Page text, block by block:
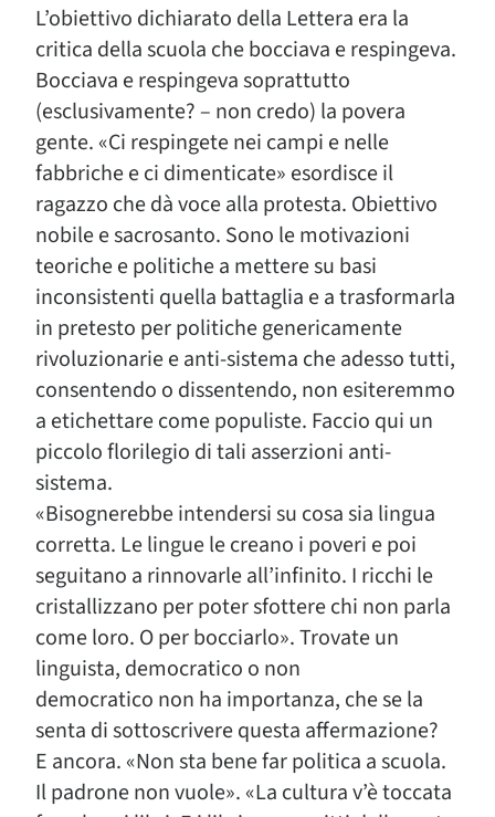
L’obiettivo dichiarato della Lettera era la
critica della scuola che bocciava e respingeva.
Bocciava e respingeva soprattutto
(esclusivamente? – non credo) la povera
gente. «Ci respingete nei campi e nelle
fabbriche e ci dimenticate» esordisce il
ragazzo che dà voce alla protesta. Obiettivo
nobile e sacrosanto. Sono le motivazioni
teoriche e politiche a mettere su basi
inconsistenti quella battaglia e a trasformarla
in pretesto per politiche genericamente
rivoluzionarie e anti-sistema che adesso tutti,
consentendo o dissentendo, non esiteremmo
a etichettare come populiste. Faccio qui un
piccolo florilegio di tali asserzioni anti-
sistema.
«Bisognerebbe intendersi su cosa sia lingua
corretta. Le lingue le creano i poveri e poi
seguitano a rinnovarle all’infinito. I ricchi le
cristallizzano per poter sfottere chi non parla
come loro. O per bocciarlo». Trovate un
linguista, democratico o non
democratico non ha importanza, che se la
senta di sottoscrivere questa affermazione?
E ancora. «Non sta bene far politica a scuola.
Il padrone non vuole». «La cultura v’è toccata